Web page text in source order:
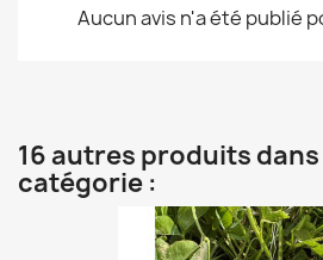
Aucun avis n'a été publié
16 autres produits dans
catégorie :